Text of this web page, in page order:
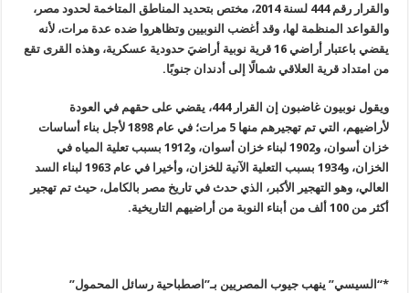
والقرار رقم 444 لسنة 2014، مختص بتحديد المناطق المتاخمة لحدود مصر،
والقواعد المنظمة لها، وقد أغضب النوبيين وتظاهروا ضده عدة مرات، لأنه
يقضي باعتبار أراضي 16 قرية نوبية أراضيَ حدودية عسكرية، وهذه القرى تقع
من امتداد قرية العلاقي شمالًا إلى أدندان جنوبًا.
ويقول نوبيون غاضبون إن القرار 444، يقضي على حقهم في العودة
لأراضيهم، التي تم تهجيرهم منها 5 مرات؛ في عام 1898 لأجل بناء أساسات
خزان أسوان، و1902 لبناء خزان أسوان، و1912 بسبب تعلية المياه في
الخزان، و1934 بسبب التعلية الآنية للخزان، وأخيرا في عام 1963 لبناء السد
العالي، وهو التهجير الأكبر، الذي حدث في تاريخ مصر بالكامل، حيث تم تهجير
أكثر من 100 ألف من أبناء النوبة من أراضيهم التاريخية
.
*
“ السيسي” ينهب جيوب المصريين بـ”اصطباحية رسائل المحمول”